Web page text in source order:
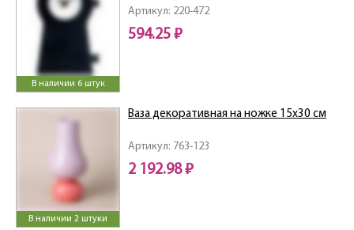
В наличии 6 штук
Артикул: 220-472
594.25 ₽
В наличии 2 штуки
Артикул: 763-123
Ваза декоративная на ножке 15х30 см
2 192.98 ₽